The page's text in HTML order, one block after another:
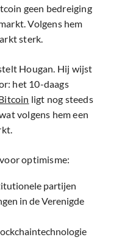
geen bedreiging
Volgens hem
sterk.
Hougan. Hij wijst
het 10-daags
ligt nog steeds
volgens hem een
optimisme:
partijen
in de Verenigde